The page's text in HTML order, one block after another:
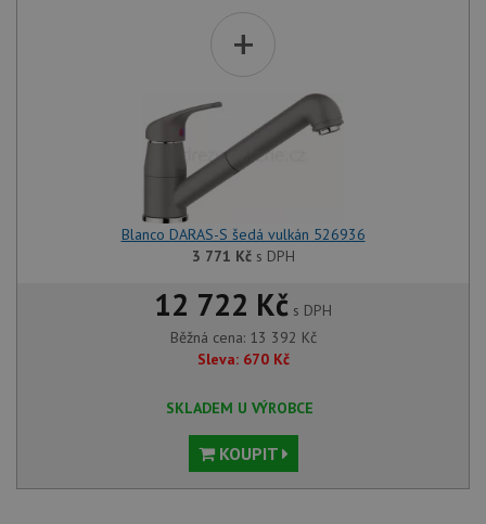
+
Blanco DARAS-S šedá vulkán 526936
3 771 Kčs DPH
12 722 Kč s DPH
Běžná cena: 13 392 Kč
Sleva: 670 Kč
SKLADEM U VÝROBCE
KOUPIT